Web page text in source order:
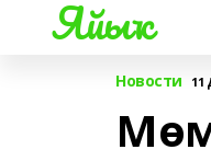
Яйыҡ
Новости 11